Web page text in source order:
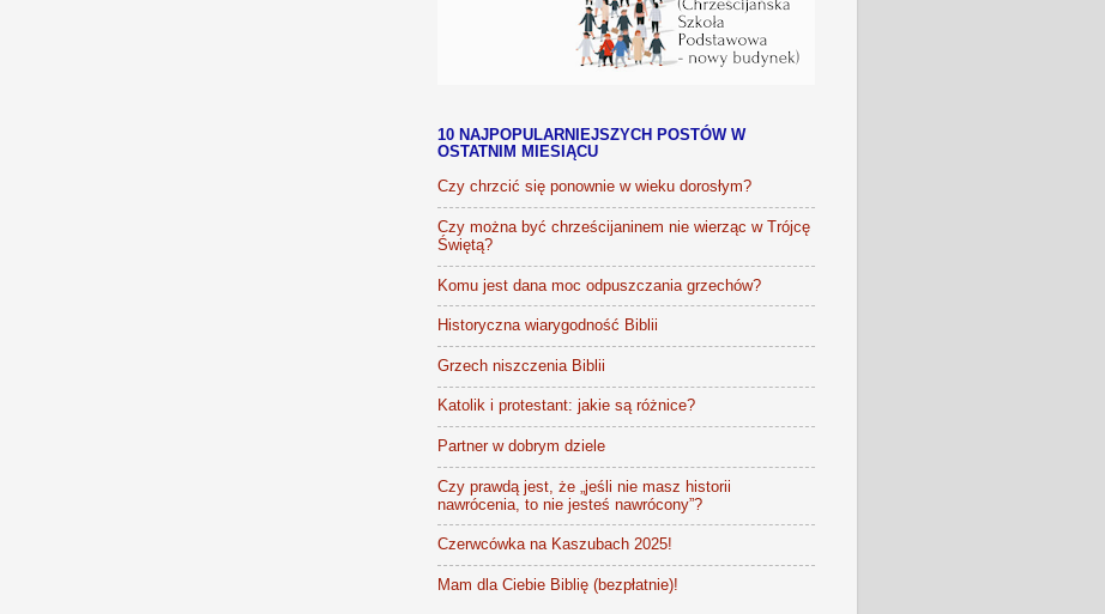
10 NAJPOPULARNIEJSZYCH POSTÓW W
OSTATNIM MIESIĄCU
Czy chrzcić się ponownie w wieku dorosłym?
Czy można być chrześcijaninem nie wierząc w Trójcę
Świętą?
Komu jest dana moc odpuszczania grzechów?
Historyczna wiarygodność Biblii
Grzech niszczenia Biblii
Katolik i protestant: jakie są różnice?
Partner w dobrym dziele
Czy prawdą jest, że „jeśli nie masz historii
nawrócenia, to nie jesteś nawrócony”?
Czerwcówka na Kaszubach 2025!
Mam dla Ciebie Biblię (bezpłatnie)!